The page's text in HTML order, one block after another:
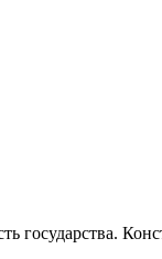
государства.